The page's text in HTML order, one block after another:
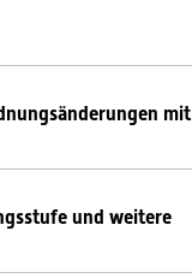
mit
und weitere